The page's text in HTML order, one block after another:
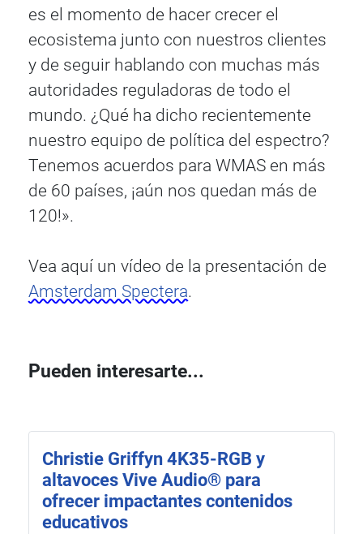
es el momento de hacer crecer el
ecosistema junto con nuestros clientes
y de seguir hablando con muchas más
autoridades reguladoras de todo el
mundo. ¿Qué ha dicho recientemente
nuestro equipo de política del espectro?
Tenemos acuerdos para WMAS en más
de 60 países, ¡aún nos quedan más de
120!».
Vea aquí un vídeo de la presentación de
Amsterdam Spectera.
Pueden interesarte...
Christie Griffyn 4K35-RGB y
altavoces Vive Audio® para
ofrecer impactantes contenidos
educativos